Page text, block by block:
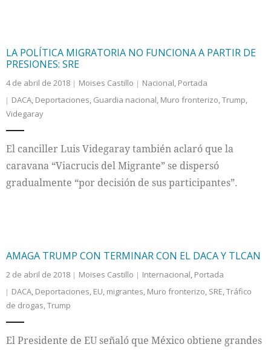
LA POLÍTICA MIGRATORIA NO FUNCIONA A PARTIR DE
PRESIONES: SRE
4 de abril de 2018 Moises Castillo Nacional, Portada
DACA, Deportaciones, Guardia nacional, Muro fronterizo,Trump,
Videgaray
El canciller Luis Videgaray también aclaró que la
caravana “Viacrucis del Migrante” se dispersó
gradualmente “por decisión de sus participantes”.
AMAGA TRUMP CON TERMINAR CON EL DACA Y TLCAN
2 de abril de 2018 Moises Castillo Internacional, Portada
DACA, Deportaciones, EU, migrantes, Muro fronterizo, SRE,Tráfico
de drogas,Trump
El Presidente de EU señaló que México obtiene grandes